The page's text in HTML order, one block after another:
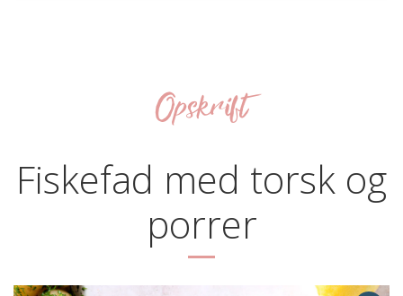
Opskrift
Fiskefad med torsk og
porrer